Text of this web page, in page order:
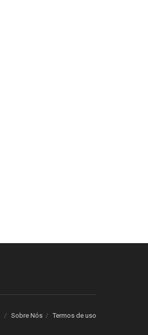
Sobre Nós Termos de uso